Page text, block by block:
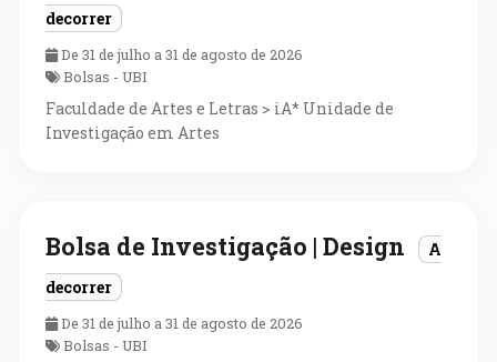
decorrer
De 31 de julho a 31 de agosto de 2026
Bolsas - UBI
Faculdade de Artes e Letras > iA* Unidade de
Investigação em Artes
Bolsa de Investigação | Design
A
decorrer
De 31 de julho a 31 de agosto de 2026
Bolsas - UBI